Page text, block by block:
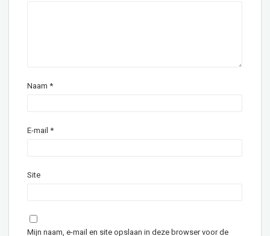
Naam *
E-mail *
Site
Mijn naam, e-mail en site opslaan in deze browser voor de